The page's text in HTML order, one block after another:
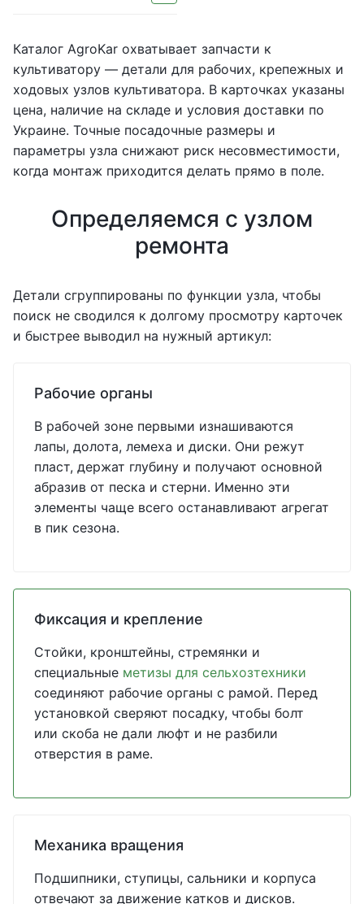
Каталог AgroKar охватывает запчасти к
культиватору — детали для рабочих, крепежных и
ходовых узлов культиватора. В карточках указаны
цена, наличие на складе и условия доставки по
Украине. Точные посадочные размеры и
параметры узла снижают риск несовместимости,
когда монтаж приходится делать прямо в поле.
Определяемся с узлом
ремонта
Детали сгруппированы по функции узла, чтобы
поиск не сводился к долгому просмотру карточек
и быстрее выводил на нужный артикул:
Рабочие органы
В рабочей зоне первыми изнашиваются
лапы, долота, лемеха и диски. Они режут
пласт, держат глубину и получают основной
абразив от песка и стерни. Именно эти
элементы чаще всего останавливают агрегат
в пик сезона.
Фиксация и крепление
Стойки, кронштейны, стремянки и
специальные метизы для сельхозтехники
соединяют рабочие органы с рамой. Перед
установкой сверяют посадку, чтобы болт
или скоба не дали люфт и не разбили
отверстия в раме.
Механика вращения
Подшипники, ступицы, сальники и корпуса
отвечают за движение катков и дисков.